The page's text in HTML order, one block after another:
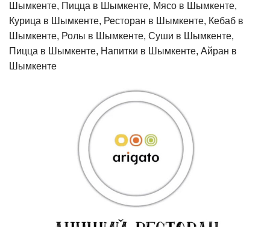
Шымкенте, Пицца в Шымкенте, Мясо в Шымкенте,
Курица в Шымкенте, Ресторан в Шымкенте, Кебаб в
Шымкенте, Ролы в Шымкенте, Суши в Шымкенте,
Пицца в Шымкенте, Напитки в Шымкенте, Айран в
Шымкенте